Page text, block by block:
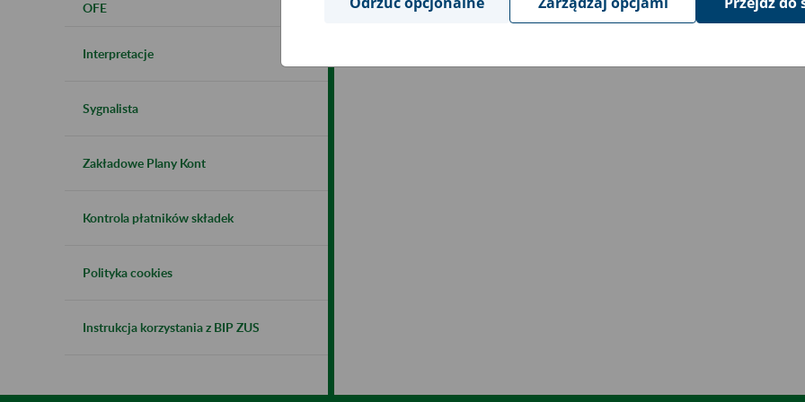
OFE
Interpretacje
Sygnalista
Zakładowe Plany Kont
Kontrola płatników składek
Polityka cookies
Instrukcja korzystania z BIP ZUS